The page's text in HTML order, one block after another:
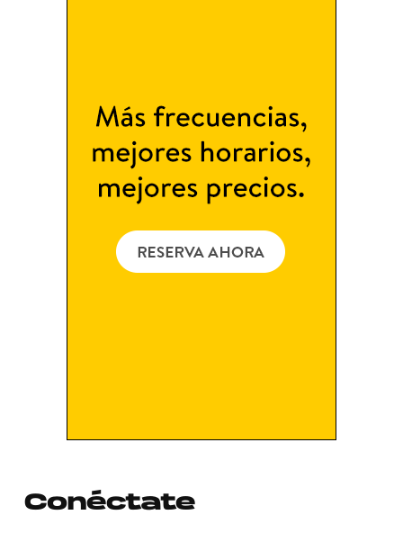
Conéctate